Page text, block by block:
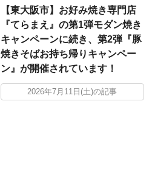
【東大阪市】お好み焼き専門店
『てらまえ』の第1弾モダン焼き
キャンペーンに続き、第2弾『豚
焼きそばお持ち帰りキャンペー
ン』が開催されています！
2026年7月11日(土)の記事